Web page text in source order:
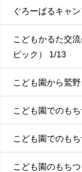
ぐろーばるキャ
こどもかるた交
ピック） 1/13
こども園から鷲
こども園でのもち
こども園でのもち
こども園のもちつ